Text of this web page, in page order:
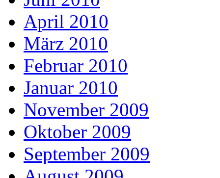
April 2010
März 2010
Februar 2010
Januar 2010
November 2009
Oktober 2009
September 2009